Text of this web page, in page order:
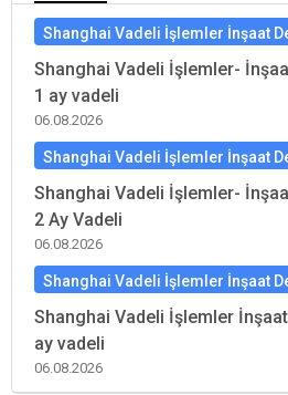
Shanghai Vadeli İşlemler İnşaat
Shanghai Vadeli İşlemler-
1 ay vadeli
06.08.2026
Shanghai Vadeli İşlemler İnşaat
Shanghai Vadeli İşlemler-
2 Ay Vadeli
06.08.2026
Shanghai Vadeli İşlemler İnşaat
Shanghai Vadeli İşlemler
ay vadeli
06.08.2026